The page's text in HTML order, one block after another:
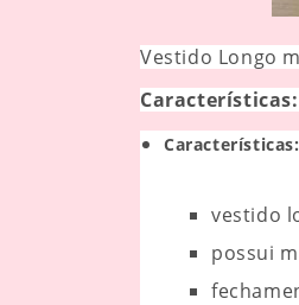
Vestido Longo
Características:
Características:
vestido
possui